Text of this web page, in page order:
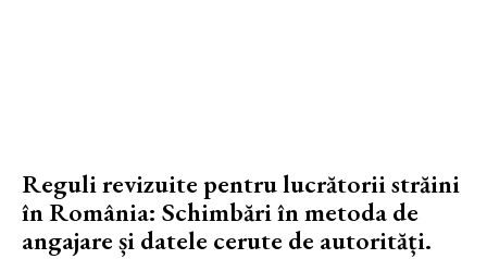
Reguli revizuite pentru lucrătorii străini
în România: Schimbări în metoda de
angajare și datele cerute de autorități.